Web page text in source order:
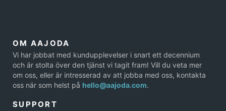
OM AAJODA
Vi har jobbat med kundupplevelser i snart ett decennium
och är stolta över den tjänst vi tagit fram! Vill du veta mer
om oss, eller är intresserad av att jobba med oss, kontakta
oss när som helst på hello@aajoda.com.
SUPPORT